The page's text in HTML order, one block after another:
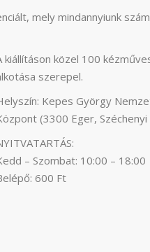
mely mindannyiunk
kiállításon közel 100
szerepel.
Kepes György
(3300 Eger, Széchenyi
– Szombat: 10:00 – 18:00
600 Ft